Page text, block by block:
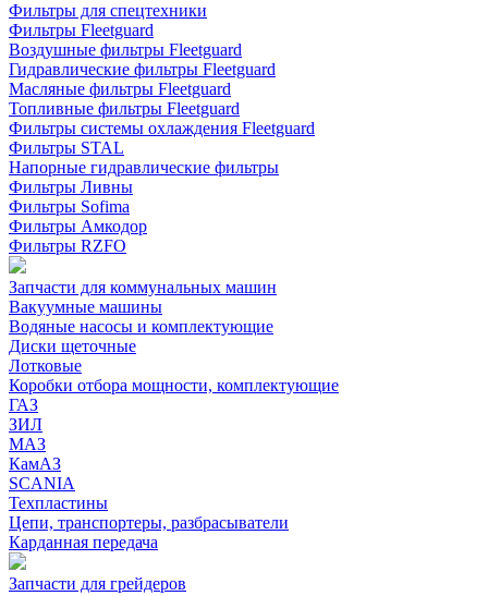
Фильтры для спецтехники
Фильтры Fleetguard
Воздушные фильтры Fleetguard
Гидравлические фильтры Fleetguard
Масляные фильтры Fleetguard
Топливные фильтры Fleetguard
Фильтры системы охлаждения Fleetguard
Фильтры STAL
Напорные гидравлические фильтры
Фильтры Ливны
Фильтры Sofima
Фильтры Амкодор
Фильтры RZFO
Запчасти для коммунальных машин
Вакуумные машины
Водяные насосы и комплектующие
Диски щеточные
Лотковые
Коробки отбора мощности, комплектующие
ГАЗ
ЗИЛ
МАЗ
КамАЗ
SCANIA
Техпластины
Цепи, транспортеры, разбрасыватели
Карданная передача
Запчасти для грейдеров